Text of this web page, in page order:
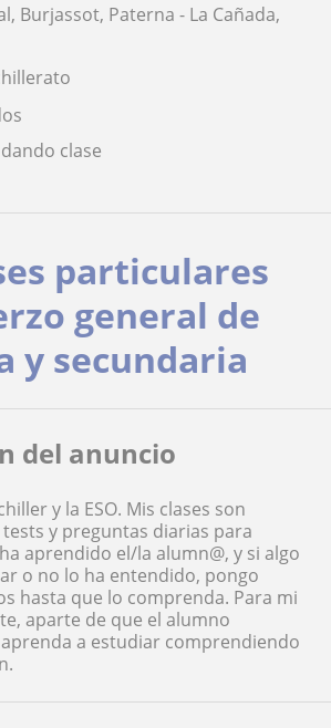
Burjassot, Paterna - La Cañada,
dando clase
particulares
general de
y secundaria
del anuncio
y la ESO. Mis clases son
y preguntas diarias para
aprendido el/la alumn@, y si algo
o no lo ha entendido, pongo
hasta que lo comprenda. Para mi
aparte de que el alumno
a estudiar comprendiendo